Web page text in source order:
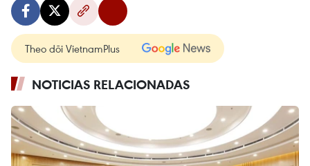
Theo dõi VietnamPlus
NOTICIAS RELACIONADAS